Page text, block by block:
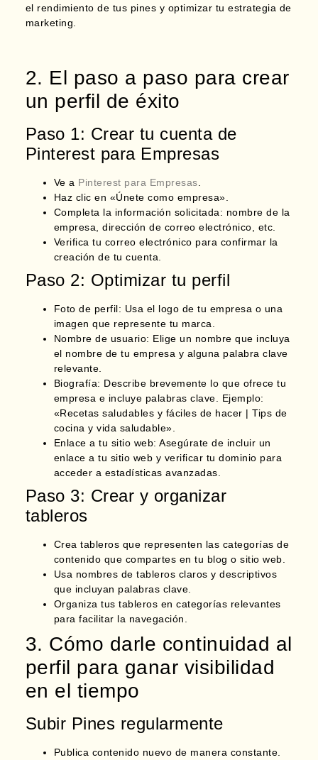
el rendimiento de tus pines y optimizar tu estrategia de
marketing.
2. El paso a paso para crear
un perfil de éxito
Paso 1: Crear tu cuenta de
Pinterest para Empresas
Ve a Pinterest para Empresas
Haz clic en «Únete como empresa».
Completa la información solicitada: nombre de la
empresa, dirección de correo electrónico, etc.
Verifica tu correo electrónico para confirmar la
creación de tu cuenta.
Paso 2: Optimizar tu perfil
Foto de perfil: Usa el logo de tu empresa o una
imagen que represente tu marca.
Nombre de usuario: Elige un nombre que incluya
el nombre de tu empresa y alguna palabra clave
relevante.
Biografía: Describe brevemente lo que ofrece tu
empresa e incluye palabras clave. Ejemplo:
«Recetas saludables y fáciles de hacer | Tips de
cocina y vida saludable».
Enlace a tu sitio web: Asegúrate de incluir un
enlace a tu sitio web y verificar tu dominio para
acceder a estadísticas avanzadas.
Paso 3: Crear y organizar
tableros
Crea tableros que representen las categorías de
contenido que compartes en tu blog o sitio web.
Usa nombres de tableros claros y descriptivos
que incluyan palabras clave.
Organiza tus tableros en categorías relevantes
para facilitar la navegación.
3. Cómo darle continuidad al
perfil para ganar visibilidad
en el tiempo
Subir Pines regularmente
Publica contenido nuevo de manera constante.